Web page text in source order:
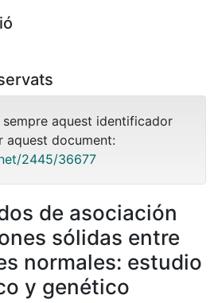
aquest identificador
aquest document:
2445/36677
de asociación
sólidas entre
normales: estudio
y genético